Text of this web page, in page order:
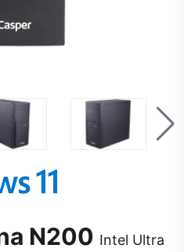
N200 Intel Ultra